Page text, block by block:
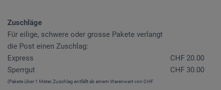
Zuschläge
Für eilige, schwere oder grosse Pakete verlangt
die Post einen Zuschlag:
Express
CHF 20.00
Sperrgut
CHF 30.00
(Pakete über 1 Meter, Zuschlag entfällt ab einem Warenwert von CHF